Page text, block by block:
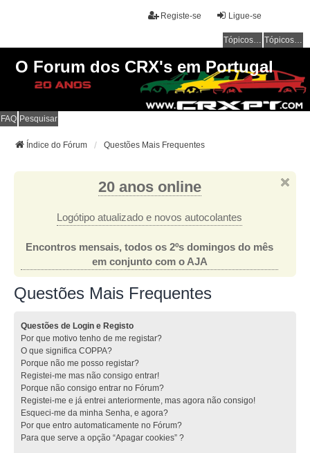
Ligue-se
Registe-se
Tópicos sem resposta Tópicos ativos
O Forum dos CRX's em Portugal
FAQ Pesquisar
Índice do Fórum Questões Mais Frequentes
20 anos online
Logótipo atualizado e novos autocolantes
Encontros mensais, todos os 2ºs domingos do mês
em conjunto com o AJA
Questões Mais Frequentes
Questões de Login e Registo
Por que motivo tenho de me registar?
O que significa COPPA?
Porque não me posso registar?
Registei-me mas não consigo entrar!
Porque não consigo entrar no Fórum?
Registei-me e já entrei anteriormente, mas agora não consigo!
Esqueci-me da minha Senha, e agora?
Por que entro automaticamente no Fórum?
Para que serve a opção “Apagar cookies” ?